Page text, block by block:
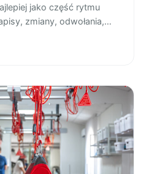
jako część rytmu
zmiany, odwołania,